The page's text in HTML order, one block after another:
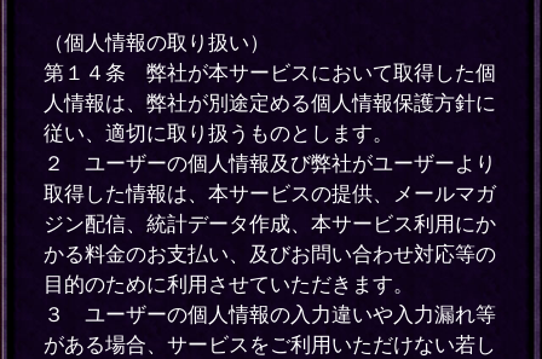
（個人情報の取り扱い）
第１４条 弊社が本サービスにおいて取得した個
人情報は、弊社が別途定める個人情報保護方針に
従い、適切に取り扱うものとします。
２ ユーザーの個人情報及び弊社がユーザーより
取得した情報は、本サービスの提供、メールマガ
ジン配信、統計データ作成、本サービス利用にか
かる料金のお支払い、及びお問い合わせ対応等の
目的のために利用させていただきます。
３ ユーザーの個人情報の入力違いや入力漏れ等
がある場合、サービスをご利用いただけない若し